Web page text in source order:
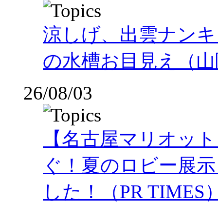
涼しげ、出雲ナン
の水槽お目見え（
26/08/03
【名古屋マリオッ
ぐ！夏のロビー展
した！（PR TIMES